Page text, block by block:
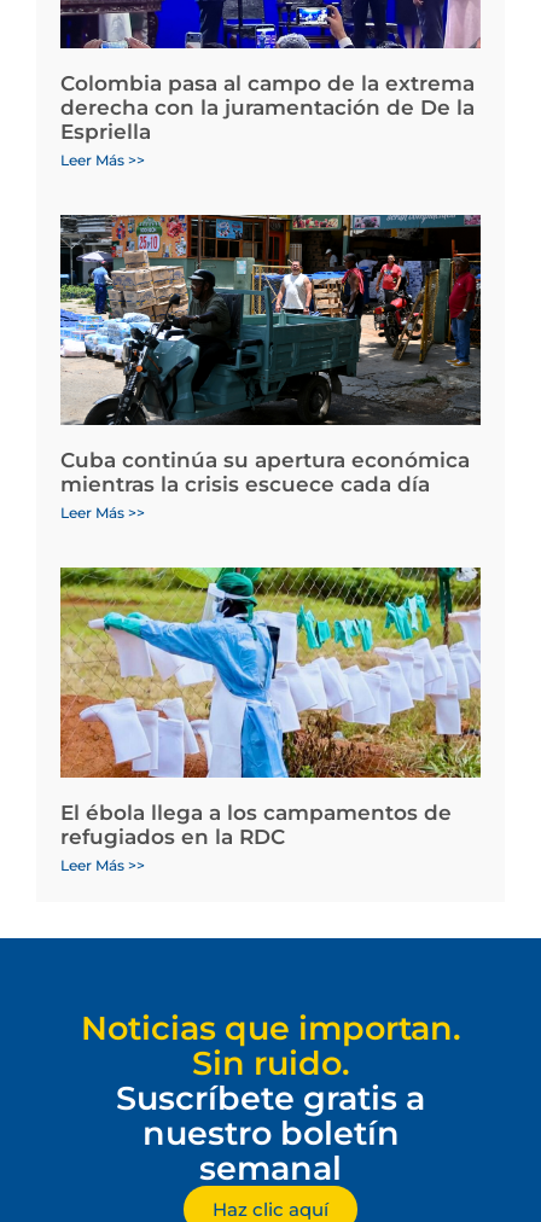
Colombia pasa al campo de la extrema
derecha con la juramentación de De la
Espriella
Leer Más >>
Cuba continúa su apertura económica
mientras la crisis escuece cada día
Leer Más >>
El ébola llega a los campamentos de
refugiados en la RDC
Leer Más >>
Noticias que importan.
Sin ruido.
Suscríbete gratis a
nuestro boletín
semanal
Haz clic aquí